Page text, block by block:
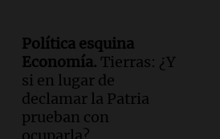
Política esquina
Economía. Tierras: ¿Y
si en lugar de
declamar la Patria
prueban con
ocuparla?